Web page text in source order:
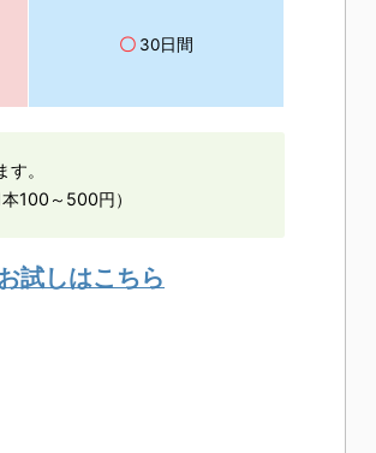
〇 30日間
。
100～500円）
試しはこちら